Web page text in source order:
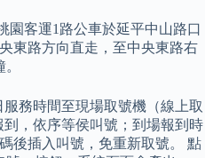
園客運1路公車於延平中山路口
東路方向直走，至中央東路右
務時間至現場取號機（線上取
，依序等侯叫號；到場報到時
後插入叫號，免重新取號。 點